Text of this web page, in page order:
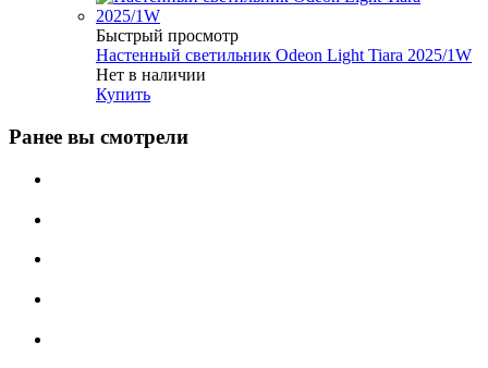
Быстрый просмотр
Настенный светильник Odeon Light Tiara 2025/1W
Нет в наличии
Купить
Ранее вы смотрели